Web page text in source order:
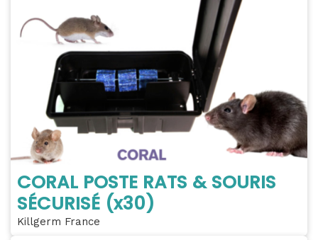
CORAL POSTE RATS & SOURIS
SÉCURISÉ (x30)
Killgerm France